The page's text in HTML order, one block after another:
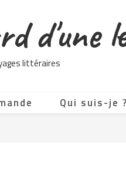
d'une
littéraires
Qui suis-je ?